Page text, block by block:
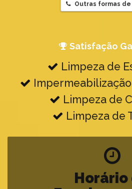
Outras formas
Satisfação
Limpeza de
Limpeza de
Limpeza de
Horário